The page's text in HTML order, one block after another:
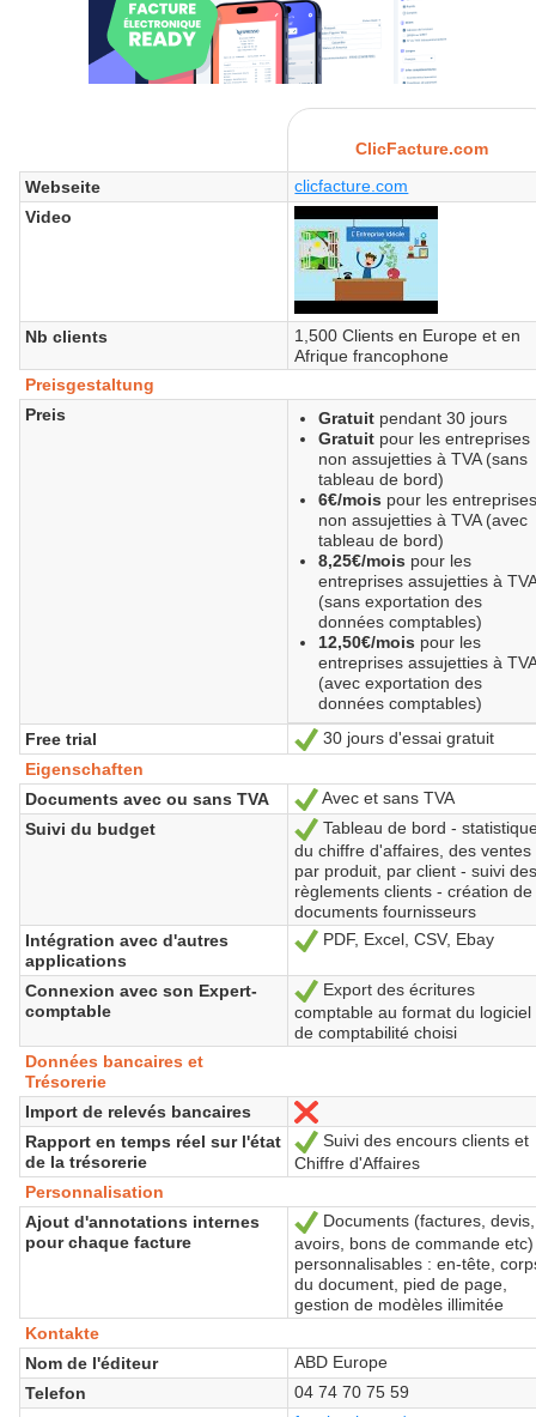
ClicFacture.com
Webseite
clicfacture.com
Video
Nb clients
1,500 Clients en Europe et en
Afrique francophone
Preisgestaltung
Preis
Gratuitpendant 30 jours
Gratuitpour les entreprises
non assujetties à TVA (sans
tableau de bord)
6€/mois pour les entreprises
non assujetties à TVA (avec
tableau de bord)
8,25€/mois pour les
entreprises assujetties à TVA
(sans exportation des
données comptables)
12,50€/mois pour les
entreprises assujetties à TVA
(avec exportation des
données comptables)
Free trial
Ja
30 jours d'essai gratuit
Eigenschaften
Documents avec ou sans TVA
Ja
Avec et sans TVA
Suivi du budget
Ja
Tableau de bord -
du chiffre d'affaires, des ventes
par produit, par client - suivi
règlements clients - création de
documents fournisseurs
Intégration avec d'autres
applications
Ja
PDF, Excel, CSV, Ebay
Connexion avec son Expert-
comptable
Ja
Export des écritures
comptable au format du logiciel
de comptabilité choisi
Données bancaires et
Trésorerie
Import de relevés bancaires
Nein
Rapport en temps réel sur l'état
de la trésorerie
Ja
Suivi des encours clients et
Chiffre d'Affaires
Personnalisation
Ajout d'annotations internes
pour chaque facture
Ja
Documents (factures, devis,
avoirs, bons de commande etc)
personnalisables : en-tête,
du document, pied de page,
gestion de modèles illimitée
Kontakte
Nom de l'éditeur
ABD Europe
Telefon
04 74 70 75 59